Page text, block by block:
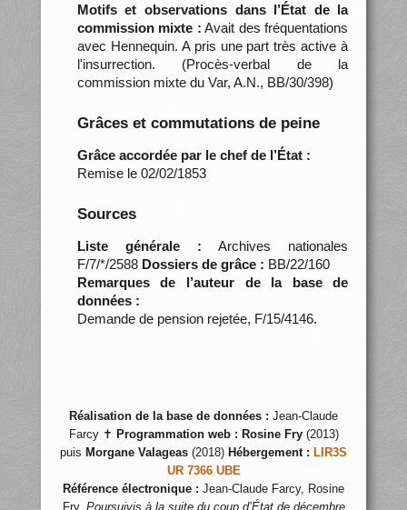
Motifs et observations dans l’État de la
commission mixte : Avait des fréquentations
avec Hennequin. A pris une part très active à
l'insurrection. (Procès-verbal de la
commission mixte du Var, A.N., BB/30/398)
Grâces et commutations de peine
Grâce accordée par le chef de l’État :
Remise le 02/02/1853
Sources
Liste générale : Archives nationales
F/7/*/2588 Dossiers de grâce : BB/22/160
Remarques de l’auteur de la base de
données :
Demande de pension rejetée, F/15/4146.
Réalisation de la base de données : Jean-Claude
Farcy ✝ Programmation web : Rosine Fry(2013)
puis Morgane Valageas (2018) Hébergement : LIR3S
UR 7366 UBE
Référence électronique : Jean-Claude Farcy, Rosine
Fry, Poursuivis à la suite du coup d’État de décembre